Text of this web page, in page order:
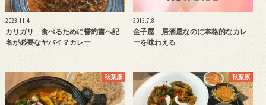
2023.11.4
カリガリ 食べるために誓約書へ記
名が必要なヤバイ？カレー
2015.7.8
金子屋 居酒屋なのに本格的なカレ
ーを味わえる
秋葉原 秋葉原